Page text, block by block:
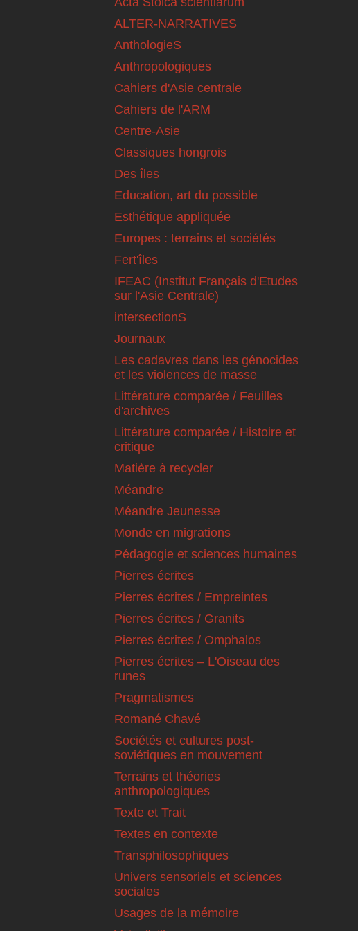
ALTER-NARRATIVES
AnthologieS
Anthropologiques
Cahiers d'Asie centrale
Cahiers de l'ARM
Centre-Asie
Classiques hongrois
Des îles
Education, art du possible
Esthétique appliquée
Europes : terrains et sociétés
Fert'îles
IFEAC (Institut Français d'Etudes
sur l'Asie Centrale)
intersectionS
Journaux
Les cadavres dans les génocides
et les violences de masse
Littérature comparée / Feuilles
d'archives
Littérature comparée / Histoire et
critique
Matière à recycler
Méandre
Méandre Jeunesse
Monde en migrations
Pédagogie et sciences humaines
Pierres écrites
Pierres écrites / Empreintes
Pierres écrites / Granits
Pierres écrites / Omphalos
Pierres écrites – L'Oiseau des
runes
Pragmatismes
Romané Chavé
Sociétés et cultures post-
soviétiques en mouvement
Terrains et théories
anthropologiques
Texte et Trait
Textes en contexte
Transphilosophiques
Univers sensoriels et sciences
sociales
Usages de la mémoire